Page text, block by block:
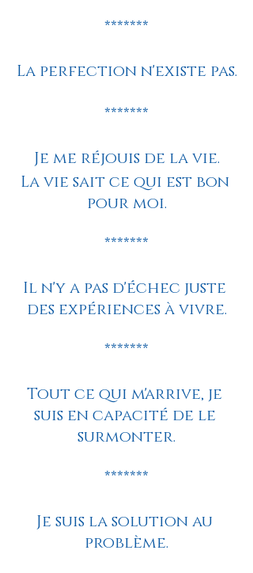
*******
La perfection n'existe pas.
*******
Je me réjouis de la vie.
La vie sait ce qui est bon
pour moi.
*******
Il n'y a pas d'échec juste
des expériences à vivre.
*******
Tout ce qui m'arrive, je
suis en capacité de le
surmonter.
*******
Je suis la solution au
problème.